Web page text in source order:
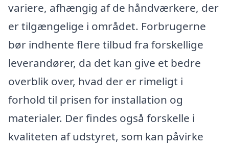
variere, afhængig af de håndværkere, der
er tilgængelige i området. Forbrugerne
bør indhente flere tilbud fra forskellige
leverandører, da det kan give et bedre
overblik over, hvad der er rimeligt i
forhold til prisen for installation og
materialer. Der findes også forskelle i
kvaliteten af udstyret, som kan påvirke